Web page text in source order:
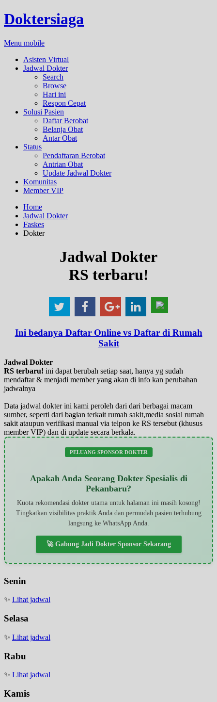
Doktersiaga
Menu mobile
Asisten Virtual
Jadwal Dokter
Search
Browse
Hari ini
Respon Cepat
Solusi Pasien
Daftar Berobat
Belanja Obat
Antar Obat
Status
Pendaftaran Berobat
Antrian Obat
Update Jadwal Dokter
Komunitas
Member VIP
Home
Jadwal Dokter
Faskes
Dokter
Jadwal Dokter
RS terbaru!
Ini bedanya Daftar Online vs Daftar di Rumah
Sakit
Jadwal Dokter
RS terbaru! ini dapat berubah setiap saat, hanya yg sudah
mendaftar & menjadi member yang akan di info kan perubahan
jadwalnya
Data jadwal dokter ini kami peroleh dari dari berbagai macam
sumber, seperti dari bagian terkait rumah sakit,media sosial rumah
sakit ataupun verifikasi manual via telpon ke RS tersebut (khusus
member VIP) dan di update secara berkala.
PELUANG SPONSOR DOKTER
Apakah Anda Seorang Dokter Spesialis di
Pekanbaru?
Kuota rekomendasi dokter utama untuk halaman ini masih kosong!
Tingkatkan visibilitas praktik Anda dan permudah pasien terhubung
langsung ke WhatsApp Anda.
🚀 Gabung Jadi Dokter Sponsor Sekarang
Senin
✨ Lihat jadwal
Selasa
✨ Lihat jadwal
Rabu
✨ Lihat jadwal
Kamis